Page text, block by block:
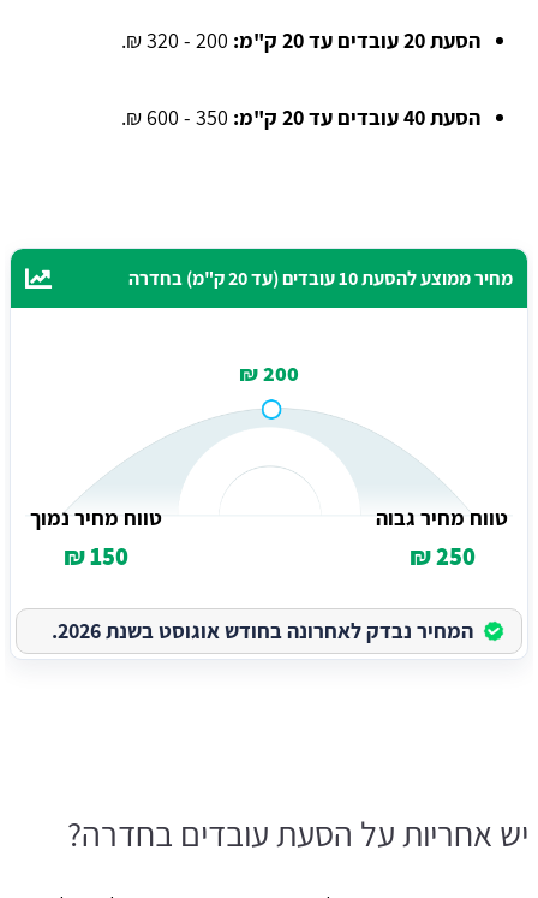
הסעת 20 עובדים עד 20 ק"מ:
הסעת 40 עובדים עד 20 ק"מ:
מחיר ממוצע להסעת 10 עובדים (עד 20 ק"מ) בחדרה
200 ₪
טווח מחיר גבוה
250 ₪
טווח מחיר נמוך
150 ₪
המחיר נבדק לאחרונה בחודש אוגוסט בשנת 2026.
יש אחריות על הסעת עובדים בחדרה?